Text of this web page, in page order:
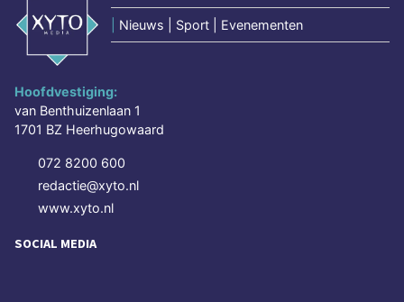
Nieuws | Sport | Evenementen
Hoofdvestiging:
van Benthuizenlaan 1
1701 BZ Heerhugowaard
072 8200 600
redactie@xyto.nl
www.xyto.nl
SOCIAL MEDIA